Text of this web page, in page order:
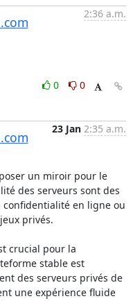
2:36 a.m.
0
0
23 Jan 2:35 a.m.
un miroir pour le
des serveurs sont des
en ligne ou
privés.
crucial pour la
stable est
des serveurs privés de
une expérience fluide